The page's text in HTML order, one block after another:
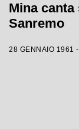
Mina
Sanremo
28 GENNAIO 1961